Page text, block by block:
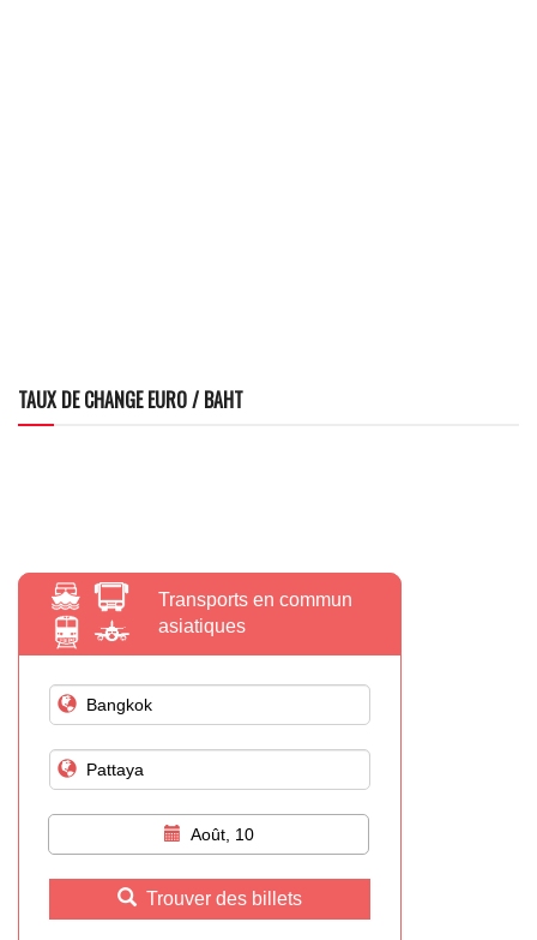
TAUX DE CHANGE EURO / BAHT
Transports en commun
asiatiques
Août, 10
Trouver des billets